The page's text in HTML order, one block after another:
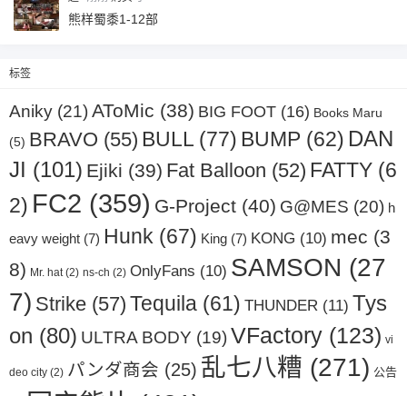
熊样蜀黍1-12部
标签
Aniky (21)AToMic (38) BIG FOOT (16) Books Maru
(5) BRAVO (55) BULL (77) BUMP (62) DAN
JI (101) Ejiki (39) Fat Balloon (52) FATTY (6
2) FC2 (359) G-Project (40) G@MES (20) h
eavy weight (7) Hunk (67) King (7) KONG (10) mec (3
8) Mr. hat(2) ns-ch (2) OnlyFans (10) SAMSON (27
7) Strike (57) Tequila (61) THUNDER (11) Tys
on (80) ULTRA BODY (19)VFactory (123) vi
deo city (2) パンダ商会 (25) 乱七八糟 (271) 公告